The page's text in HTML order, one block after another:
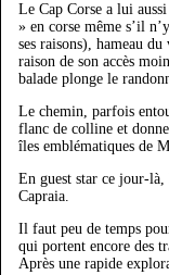
Le Cap Corse a lui
» en corse même s’il
ses raisons), hameau
raison de son accès
balade plonge le
Le chemin, parfois
flanc de colline et
îles emblématiques de
En guest star ce jour-
Capraia.
Il faut peu de temps
qui portent encore des
Après une rapide